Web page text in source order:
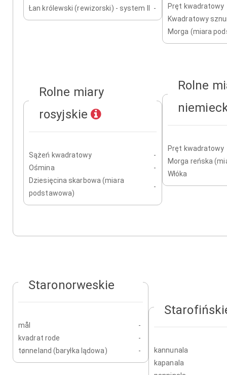
Łan królewski (rewizorski) - system II
-
Pręt kwadratowy
Kwadratowy
Morga (miara
Rolne miary
rosyjskie
Sążeń kwadratowy
-
Ośmina
-
Dziesięcina skarbowa (miara
podstawowa)
-
Rolne
Pręt kwadratowy
Morga reńska
Włóka
Staronorweskie
mål
-
kvadrat rode
-
tønneland (baryłka lądowa)
-
kannunala
kapanala